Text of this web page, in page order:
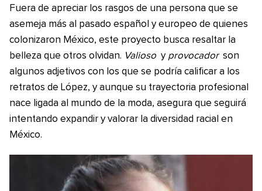
Fuera de apreciar los rasgos de una persona que se
asemeja más al pasado español y europeo de quienes
colonizaron México, este proyecto busca resaltar la
belleza que otros olvidan. Valioso y provocador son
algunos adjetivos con los que se podría calificar a los
retratos de López, y aunque su trayectoria profesional
nace ligada al mundo de la moda, asegura que seguirá
intentando expandir y valorar la diversidad racial en
México.